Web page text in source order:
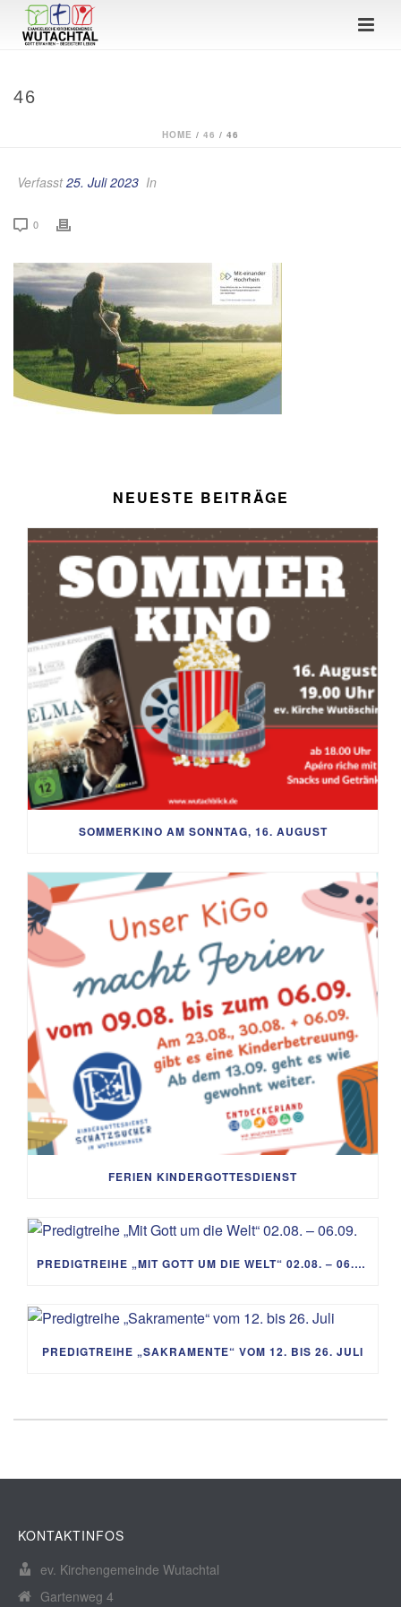
46
HOME / 46 / 46
Verfasst25. Juli 2023 In
0
NEUESTE BEITRÄGE
SOMMERKINO AM SONNTAG, 16. AUGUST
FERIEN KINDERGOTTESDIENST
PREDIGTREIHE „MIT GOTT UM DIE WELT“ 02.08. – 06.09.
PREDIGTREIHE „SAKRAMENTE“ VOM 12. BIS 26. JULI
KONTAKTINFOS
ev. Kirchengemeinde Wutachtal
Gartenweg 4